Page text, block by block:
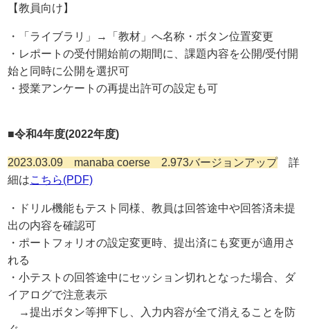
【教員向け】
・「ライブラリ」→「教材」へ名称・ボタン位置変更
・レポートの受付開始前の期間に、課題内容を公開/受付開
始と同時に公開を選択可
・授業アンケートの再提出許可の設定も可
■令和4年度(2022年度)
2023.03.09 manaba coerse 2.973バージョンアップ詳
細はこちら(PDF)
・ドリル機能もテスト同様、教員は回答途中や回答済未提
出の内容を確認可
・ポートフォリオの設定変更時、提出済にも変更が適用さ
れる
・小テストの回答途中にセッション切れとなった場合、ダ
イアログで注意表示
→提出ボタン等押下し、入力内容が全て消えることを防